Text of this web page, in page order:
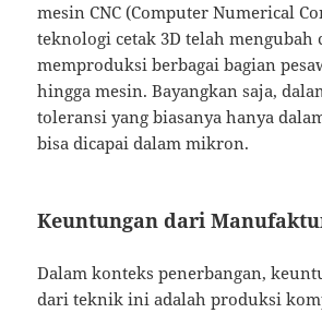
mesin CNC (Computer Numerical
teknologi cetak 3D telah mengubah
memproduksi berbagai bagian
hingga mesin. Bayangkan saja,
toleransi yang biasanya hanya
bisa dicapai dalam mikron.
Keuntungan dari
Dalam konteks penerbangan,
dari teknik ini adalah produksi